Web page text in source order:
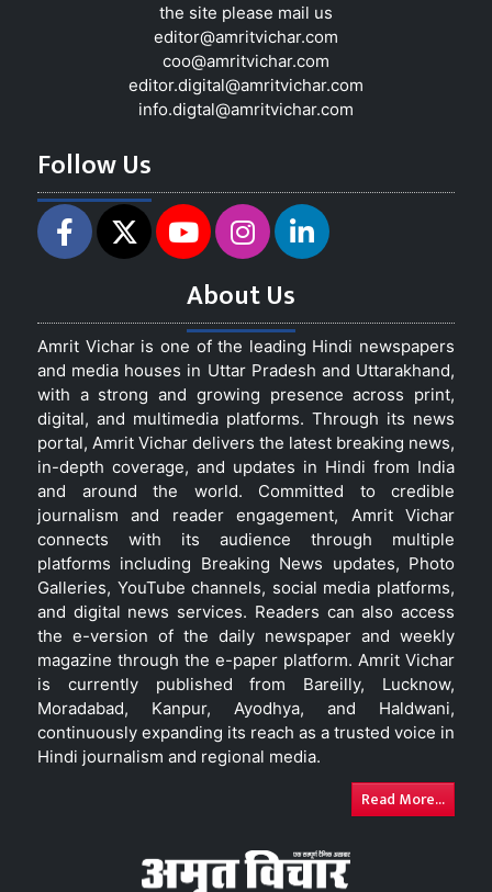
the site please mail us
editor@amritvichar.com
coo@amritvichar.com
editor.digital@amritvichar.com
info.digtal@amritvichar.com
Follow Us
About Us
Amrit Vichar is one of the leading Hindi newspapers
and media houses in Uttar Pradesh and Uttarakhand,
with a strong and growing presence across print,
digital, and multimedia platforms. Through its news
portal, Amrit Vichar delivers the latest breaking news,
in-depth coverage, and updates in Hindi from India
and around the world. Committed to credible
journalism and reader engagement, Amrit Vichar
connects with its audience through multiple
platforms including Breaking News updates, Photo
Galleries, YouTube channels, social media platforms,
and digital news services. Readers can also access
the e-version of the daily newspaper and weekly
magazine through the e-paper platform. Amrit Vichar
is currently published from Bareilly, Lucknow,
Moradabad, Kanpur, Ayodhya, and Haldwani,
continuously expanding its reach as a trusted voice in
Hindi journalism and regional media.
Read More...